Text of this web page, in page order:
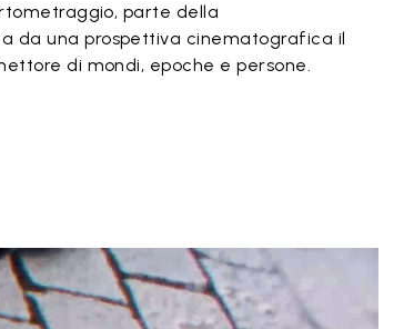
parte della
da una prospettiva cinematografica il
di mondi, epoche e persone.